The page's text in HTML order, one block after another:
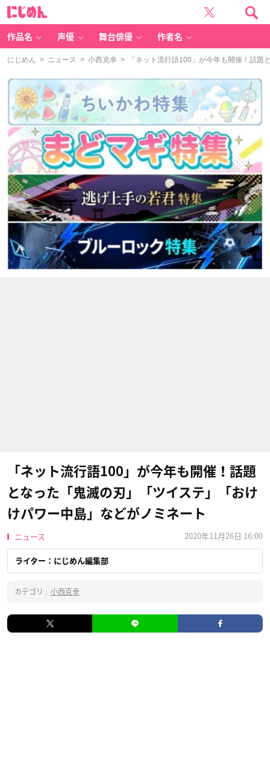
作品名 声優 舞台俳優 作者名
にじめん > ニュース > 小西克幸 > 「ネット流行語100」が今年も開催！話題
「ネット流行語100」が今年も開催！話題
となった「鬼滅の刃」「ツイステ」「おけ
けパワー中島」などがノミネート
ニュース 2020年11月26日 16:00
ライター：にじめん編集部
カテゴリ : 小西克幸